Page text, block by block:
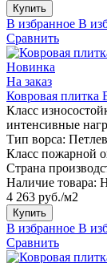
Купить
В избранное В
Сравнить
Новинка
На заказ
Ковровая плитка
Класс
интенсивные
Тип ворса:
Класс пожарной
Страна
Наличие товара:
4 263 руб./м2
Купить
В избранное В
Сравнить